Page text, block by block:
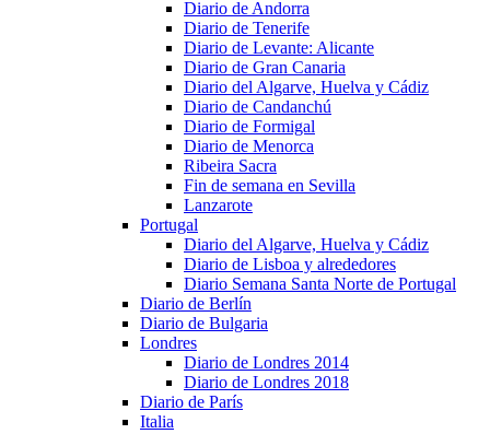
Diario de Andorra
Diario de Tenerife
Diario de Levante: Alicante
Diario de Gran Canaria
Diario del Algarve, Huelva y Cádiz
Diario de Candanchú
Diario de Formigal
Diario de Menorca
Ribeira Sacra
Fin de semana en Sevilla
Lanzarote
Portugal
Diario del Algarve, Huelva y Cádiz
Diario de Lisboa y alrededores
Diario Semana Santa Norte de Portugal
Diario de Berlín
Diario de Bulgaria
Londres
Diario de Londres 2014
Diario de Londres 2018
Diario de París
Italia